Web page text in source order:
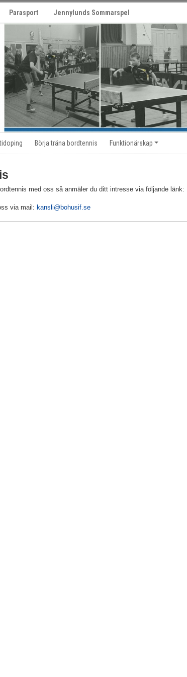
Parasport Jennylunds Sommarspel
Börja träna bordtennis Funktionärskap
med oss så anmäler du ditt intresse via följande länk:
via mail: kansli@bohusif.se